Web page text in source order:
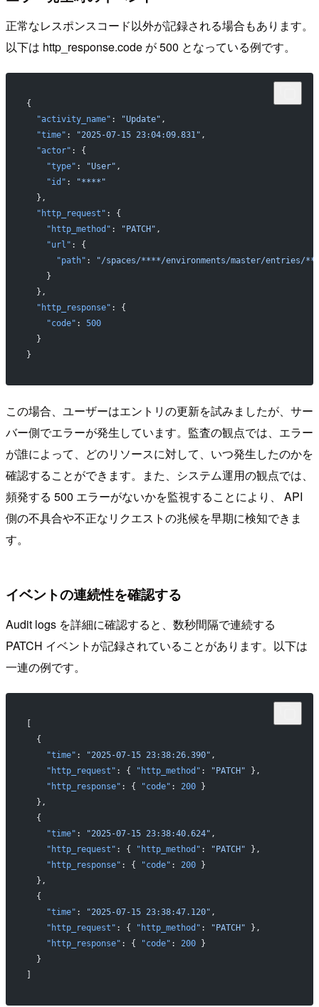
正常なレスポンスコード以外が記録される場合もあります。
以下は http_response.code が 500 となっている例です。
{
  "activity_name"
: "Update" ,
  "time"
: "2025-07-15 23:04:09.831" ,
  "actor"
: {
    "type"
: "User" ,
    "id"
:
"****"
  },
  "http_request"
: {
    "http_method"
: "PATCH" ,
    "url"
: {
      "path"
:
"/spaces/****/environments/master/entries/
    }
  },
  "http_response"
: {
    "code"
: 500
  }
}
この場合、ユーザーはエントリの更新を試みましたが、サー
バー側でエラーが発生しています。監査の観点では、エラー
が誰によって、どのリソースに対して、いつ発生したのかを
確認することができます。また、システム運用の観点では、
頻発する 500 エラーがないかを監視することにより、 API
側の不具合や不正なリクエストの兆候を早期に検知できま
す。
イベントの連続性を確認する
Audit logs を詳細に確認すると、数秒間隔で連続する
PATCH イベントが記録されていることがあります。以下は
一連の例です。
[
  {
    "time"
: "2025-07-15 23:38:26.390" ,
    "http_request"
: { "http_method" : "PATCH" },
    "http_response"
: { "code" : 200 }
  },
  {
    "time"
: "2025-07-15 23:38:40.624" ,
    "http_request"
: { "http_method" : "PATCH" },
    "http_response"
: { "code" : 200 }
  },
  {
    "time"
: "2025-07-15 23:38:47.120" ,
    "http_request"
: { "http_method" : "PATCH" },
    "http_response"
: { "code" : 200 }
  }
]